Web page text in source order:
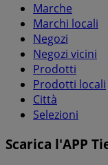
Marche
Marchi locali
Negozi
Negozi vicini
Prodotti
Prodotti locali
Città
Selezioni
Scarica l'APP